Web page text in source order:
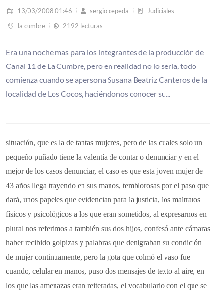
13/03/2008 01:46 sergio cepeda
Judiciales
la cumbre
2192 lecturas
Era una noche mas para los integrantes de la producción de
Canal 11 de La Cumbre, pero en realidad no lo sería, todo
comienza cuando se apersona Susana Beatriz Canteros de la
localidad de Los Cocos, haciéndonos conocer su...
situación, que es la de tantas mujeres, pero de las cuales solo un
pequeño puñado tiene la valentía de contar o denunciar y en el
mejor de los casos denunciar, el caso es que esta joven mujer de
43 años llega trayendo en sus manos, temblorosas por el paso que
dará, unos papeles que evidencian para la justicia, los maltratos
físicos y psicológicos a los que eran sometidos, al expresarnos en
plural nos referimos a también sus dos hijos, confesó ante cámaras
haber recibido golpizas y palabras que denigraban su condición
de mujer continuamente, pero la gota que colmó el vaso fue
cuando, celular en manos, puso dos mensajes de texto al aire, en
los que las amenazas eran reiteradas, el vocabulario con el que se